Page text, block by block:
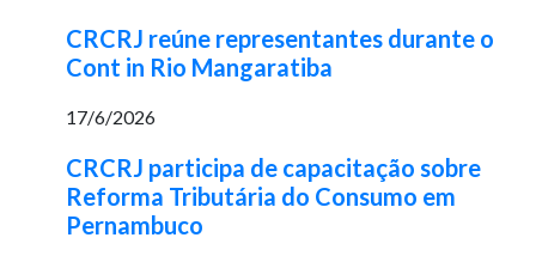
CRCRJ reúne representantes durante o
Cont in Rio Mangaratiba
17/6/2026
CRCRJ participa de capacitação sobre
Reforma Tributária do Consumo em
Pernambuco